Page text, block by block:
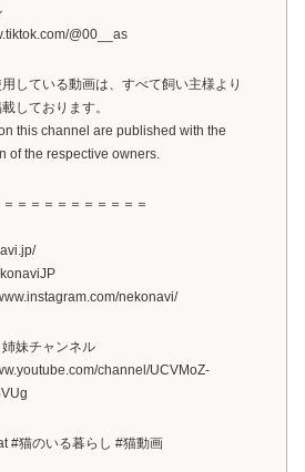
@00__as
している動画は、すべて飼い主様より
しております。
this channel are published with the
of the respective owners.
＝＝＝＝＝＝＝＝＝＝
nekonavi/
妹チャンネル
channel/UCVMoZ-
#猫のいる暮らし #猫動画